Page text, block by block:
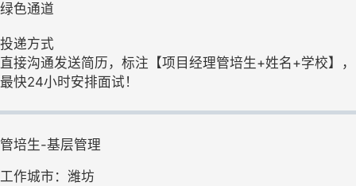
绿色通道
投递方式
直接沟通发送简历，标注【项目经理管培生+姓名+学校】，
最快24小时安排面试！
管培生-基层管理
工作城市：潍坊